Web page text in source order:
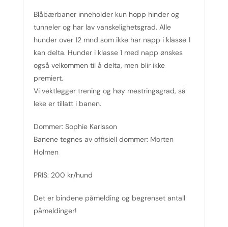
Blåbærbaner inneholder kun hopp hinder og
tunneler og har lav vanskelighetsgrad. Alle
hunder over 12 mnd som ikke har napp i klasse 1
kan delta. Hunder i klasse 1 med napp ønskes
også velkommen til å delta, men blir ikke
premiert.
Vi vektlegger trening og høy mestringsgrad, så
leke er tillatt i banen.
Dommer: Sophie Karlsson
Banene tegnes av offisiell dommer: Morten
Holmen
PRIS: 200 kr/hund
Det er bindene påmelding og begrenset antall
påmeldinger!